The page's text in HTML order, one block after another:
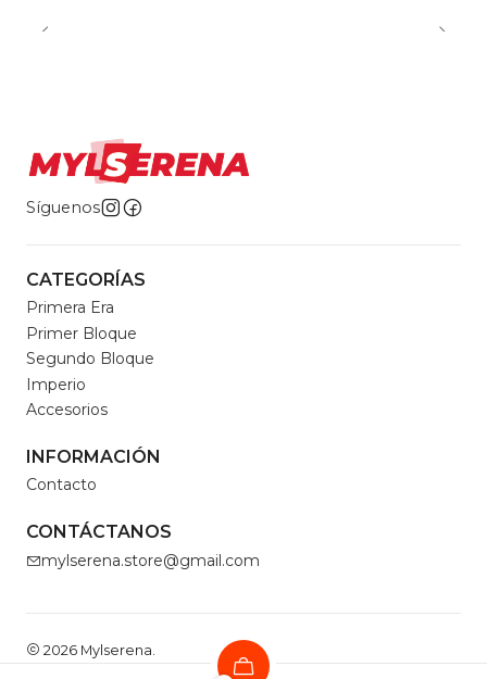
Síguenos
CATEGORÍAS
Primera Era
Primer Bloque
Segundo Bloque
Imperio
Accesorios
INFORMACIÓN
Contacto
CONTÁCTANOS
mylserena.store@gmail.com
2026 Mylserena.
Todos los derechos reservados.Desarrollado por